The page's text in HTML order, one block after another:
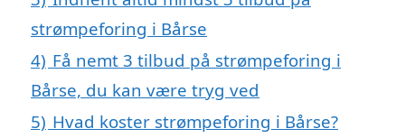
strømpeforing i Bårse
4) Få nemt 3 tilbud på strømpeforing i
Bårse, du kan være tryg ved
5) Hvad koster strømpeforing i Bårse?